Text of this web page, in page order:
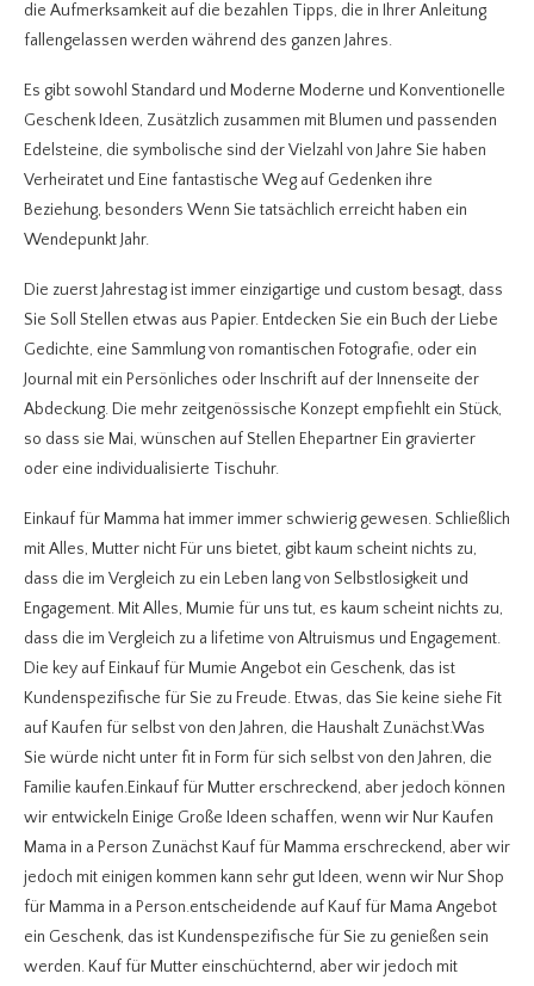
die Aufmerksamkeit auf die bezahlen Tipps, die in Ihrer Anleitung
fallengelassen werden während des ganzen Jahres.
Es gibt sowohl Standard und Moderne Moderne und Konventionelle
Geschenk Ideen, Zusätzlich zusammen mit Blumen und passenden
Edelsteine, die symbolische sind der Vielzahl von Jahre Sie haben
Verheiratet und Eine fantastische Weg auf Gedenken ihre
Beziehung, besonders Wenn Sie tatsächlich erreicht haben ein
Wendepunkt Jahr.
Die zuerst Jahrestag ist immer einzigartige und custom besagt, dass
Sie Soll Stellen etwas aus Papier. Entdecken Sie ein Buch der Liebe
Gedichte, eine Sammlung von romantischen Fotografie, oder ein
Journal mit ein Persönliches oder Inschrift auf der Innenseite der
Abdeckung. Die mehr zeitgenössische Konzept empfiehlt ein Stück,
so dass sie Mai, wünschen auf Stellen Ehepartner Ein gravierter
oder eine individualisierte Tischuhr.
Einkauf für Mamma hat immer immer schwierig gewesen. Schließlich
mit Alles, Mutter nicht Für uns bietet, gibt kaum scheint nichts zu,
dass die im Vergleich zu ein Leben lang von Selbstlosigkeit und
Engagement. Mit Alles, Mumie für uns tut, es kaum scheint nichts zu,
dass die im Vergleich zu a lifetime von Altruismus und Engagement.
Die key auf Einkauf für Mumie Angebot ein Geschenk, das ist
Kundenspezifische für Sie zu Freude. Etwas, das Sie keine siehe Fit
auf Kaufen für selbst von den Jahren, die Haushalt Zunächst.Was
Sie würde nicht unter fit in Form für sich selbst von den Jahren, die
Familie kaufen.Einkauf für Mutter erschreckend, aber jedoch können
wir entwickeln Einige Große Ideen schaffen, wenn wir Nur Kaufen
Mama in a Person Zunächst Kauf für Mamma erschreckend, aber wir
jedoch mit einigen kommen kann sehr gut Ideen, wenn wir Nur Shop
für Mamma in a Person.entscheidende auf Kauf für Mama Angebot
ein Geschenk, das ist Kundenspezifische für Sie zu genießen sein
werden. Kauf für Mutter einschüchternd, aber wir jedoch mit